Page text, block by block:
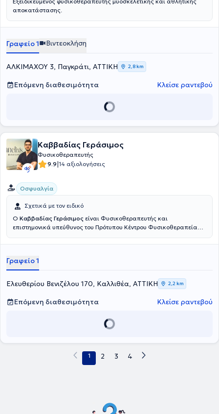
αποκατάστασης.
Γραφείο 1 Βιντεοκλήση
ΑΛΚΙΜΑΧΟΥ 3, Παγκράτι, ΑΤΤΙΚΗ 2,8 km
Επόμενη διαθεσιμότητα Κλείσε ραντεβού
Καββαδίας Γεράσιμος
Φυσικοθεραπευτής
9.9|14 αξιολογήσεις
Οσφυαλγία
Σχετικά με τον ειδικό
Ο Καββαδίας Γεράσιμος είναι Φυσικοθεραπευτής και
επιστημονικά υπεύθυνος του Πρότυπου Κέντρου Φυσικοθεραπείας
τμήματος Φυσικοθεραπείας του ΑΤΕΙ Στερεάς Ελλάδας και
Νοσοκομείο Βούλας. Παράλληλα, παρακολουθεί το πρόγραμμα
μετεκπαίδευσης Φυσικοθεραπευτών του Hellenic OMT Diploma.
Επίσης, εργάστηκε ως Φυσικοθεραπευτής σε ιδιωτικά
φυσικοθεραπευτήρια στην Αθήνα, όπου ασχολήθηκε με τα
μυοσκελετικά προβλήματα, τις αθλητικές κακώσεις και την
μετεγχειρητική αποκατάσταση. Ακόμη, έχει συνεργαστεί με ιδιωτικό
Clinic προσεγγίζουν την αντιμετώπιση των μυοσκελετικών
Γραφείο 1
Ελευθερίου Βενιζέλου 170, Καλλιθέα, ΑΤΤΙΚΗ 2,2 km
Επόμενη διαθεσιμότητα Κλείσε ραντεβού
1 2 3 4